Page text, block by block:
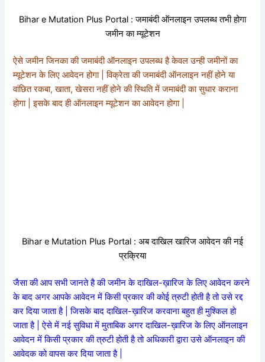
Bihar e Mutation Plus Portal : जमाबंदी ऑनलाइन उपलब्ध तभी होगा
जमीन का म्यूटेशन
ऐसे जमीन जिनका की जमाबंदी ऑनलाइन उपलब्ध है केवल उन्ही जमीनों का
म्यूटेशन के लिए आवेदन होगा | विक्रेता की जमाबंदी ऑनलाइन नहीं होने या
वांछित रकबा, खाता, खेसरा नहीं होने की स्थिति में जमाबंदी का सुधार कराना
होगा | इसके बाद ही ऑनलाइन म्यूटेशन का आवेदन होगा |
Bihar e Mutation Plus Portal : अब दाखिल खारिज आवेदन की नई
प्रक्रिया
जैसा की आप सभी जानते है की जमीन के दाखिल-ख़ारिज के लिए आवेदन करने
के बाद अगर आपके आवेदन में किसी प्रकार की कोई त्रुटी होती है तो उसे रद्द
कर दिया जाता है | जिसके बाद दाखिल-ख़ारिज करवाना बहुत ही मुश्किल हो
जाता है | ऐसे में नई सुविधा में मुताबिक अगर दाखिल-ख़ारिज के लिए ऑनलाइन
आवेदन में किसी प्रकार की त्रुटी होती है तो अधिकारी द्वारा उसे ऑनलाइन की
आवेदक को वापस कर दिया जाता है |